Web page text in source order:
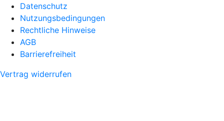
Datenschutz
Nutzungsbedingungen
Rechtliche Hinweise
AGB
Barrierefreiheit
Vertrag widerrufen